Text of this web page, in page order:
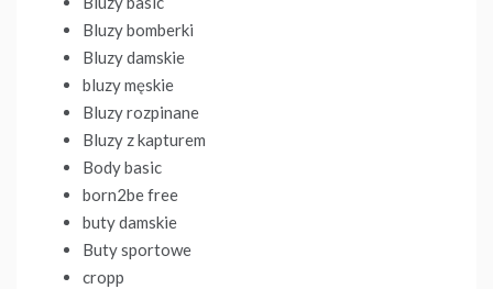
Bluzy bomberki
Bluzy damskie
bluzy męskie
Bluzy rozpinane
Bluzy z kapturem
Body basic
born2be free
buty damskie
Buty sportowe
cropp